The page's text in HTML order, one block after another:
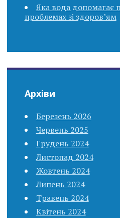
Яка вода допомагає
проблемах зі здоров’ям
Архіви
Березень 2026
Червень 2025
Грудень 2024
Листопад 2024
Жовтень 2024
Липень 2024
Травень 2024
Квітень 2024